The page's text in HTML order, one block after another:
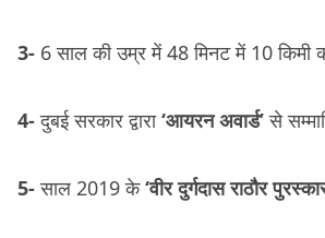
3- 6 साल की उम्र में 48 मिनट में 10 किमी
4-दुबई सरकार द्वारा‘आयरन अवार्ड’से
5-साल 2019 के‘वीर दुर्गदास राठौर